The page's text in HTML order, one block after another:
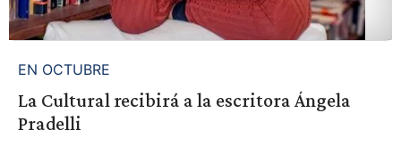
EN OCTUBRE
La Cultural recibirá a la escritora Ángela
Pradelli